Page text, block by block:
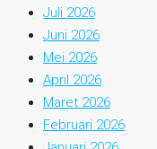
Juli 2026
Juni 2026
Mei 2026
April 2026
Maret 2026
Februari 2026